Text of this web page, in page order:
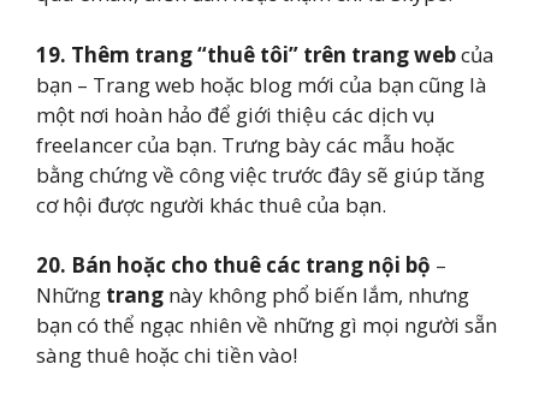
19. Thêm trang “thuê tôi” trên trang webcủa
bạn – Trang web hoặc blog mới của bạn cũng là
một nơi hoàn hảo để giới thiệu các dịch vụ
freelancer của bạn. Trưng bày các mẫu hoặc
bằng chứng về công việc trước đây sẽ giúp tăng
cơ hội được người khác thuê của bạn.
20. Bán hoặc cho thuê các trang nội bộ –
Những trang này không phổ biến lắm, nhưng
bạn có thể ngạc nhiên về những gì mọi người sẵn
sàng thuê hoặc chi tiền vào!